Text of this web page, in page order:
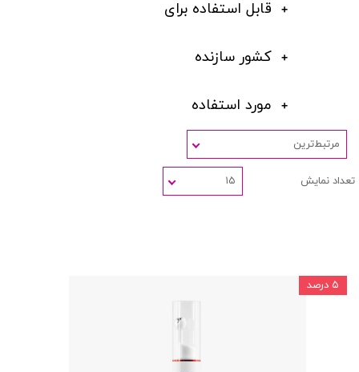
قابل استفاده برای
کشور سازنده
مورد استفاده
مرتبط‌ترین
تعداد نمایش ۱۵
۵ درصد